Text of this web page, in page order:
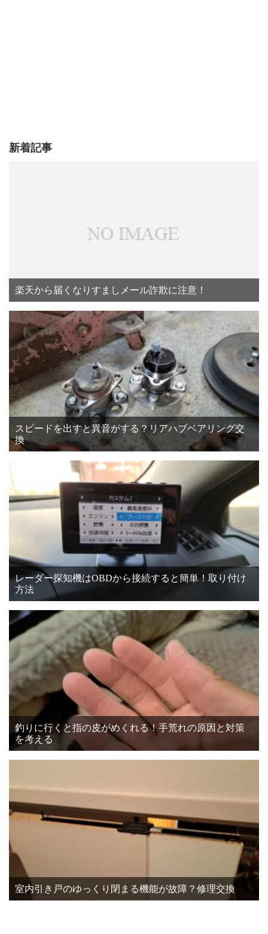
新着記事
楽天から届くなりすましメール詐欺に注意！
スピードを出すと異音がする？リアハブベアリング交
換
レーダー探知機はOBDから接続すると簡単！取り付け
方法
釣りに行くと指の皮がめくれる！手荒れの原因と対策
を考える
室内引き戸のゆっくり閉まる機能が故障？修理交換